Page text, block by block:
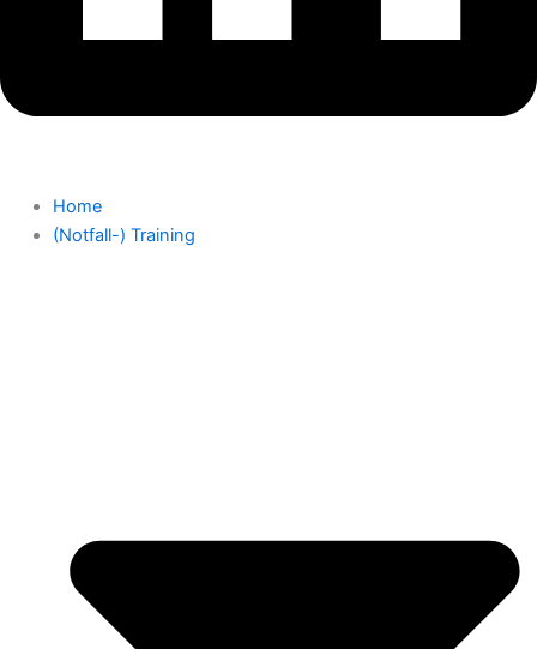
Home
(Notfall-) Training